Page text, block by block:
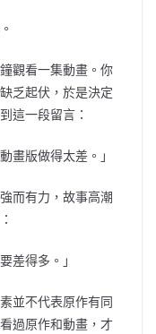
觀看一集動畫。你
乏起伏，於是決定
這一段留言：
畫版做得太差。」
而有力，故事高潮
差得多。」
並不代表原作有同
過原作和動畫，才